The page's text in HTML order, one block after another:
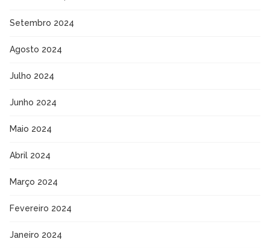
Setembro 2024
Agosto 2024
Julho 2024
Junho 2024
Maio 2024
Abril 2024
Março 2024
Fevereiro 2024
Janeiro 2024